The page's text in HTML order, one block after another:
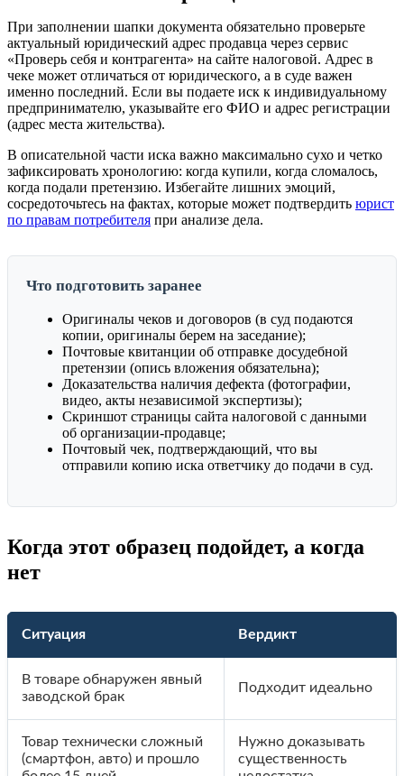
При заполнении шапки документа обязательно проверьте
актуальный юридический адрес продавца через сервис
«Проверь себя и контрагента» на сайте налоговой. Адрес в
чеке может отличаться от юридического, а в суде важен
именно последний. Если вы подаете иск к индивидуальному
предпринимателю, указывайте его ФИО и адрес регистрации
(адрес места жительства).
В описательной части иска важно максимально сухо и четко
зафиксировать хронологию: когда купили, когда сломалось,
когда подали претензию. Избегайте лишних эмоций,
сосредоточьтесь на фактах, которые может подтвердить юрист
по правам потребителя при анализе дела.
Что подготовить заранее
Оригиналы чеков и договоров (в суд подаются
копии, оригиналы берем на заседание);
Почтовые квитанции об отправке досудебной
претензии (опись вложения обязательна);
Доказательства наличия дефекта (фотографии,
видео, акты независимой экспертизы);
Скриншот страницы сайта налоговой с данными
об организации-продавце;
Почтовый чек, подтверждающий, что вы
отправили копию иска ответчику до подачи в суд.
Когда этот образец подойдет, а когда
нет
Ситуация Вердикт
В товаре обнаружен явный
заводской брак
Подходит идеально
Товар технически сложный
(смартфон, авто) и прошло
Нужно доказывать
существенность